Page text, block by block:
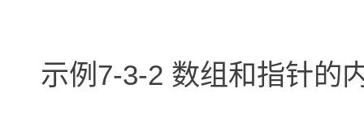
示例7-3-2 数组和指针的